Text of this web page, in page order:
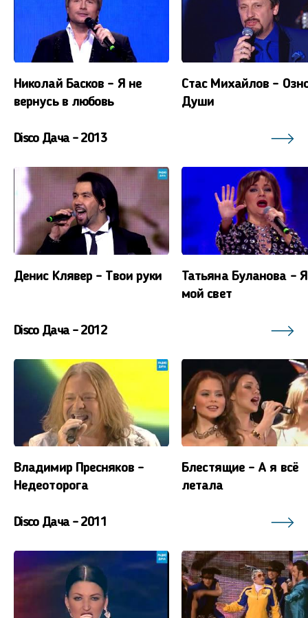
Николай Басков - Я не
вернусь в любовь
Стас Михайлов -
Души
Disco Дача - 2013
Денис Клявер - Твои руки
Татьяна Буланова -
мой свет
Disco Дача - 2012
Владимир Пресняков -
Недеоторога
Блестящие - А я всё
летала
Disco Дача - 2011